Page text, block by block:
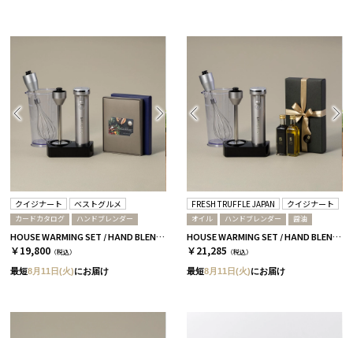
クイジナート ベストグルメ
カードカタログ ハンドブレンダー
HOUSE WARMING SET / HAND BLENDER / CATALOG アリーグル
￥19,800 （税込）
最短8月11日(火)にお届け
FRESH TRUFFLE JAPAN クイジナート
オイル ハンドブレンダー 醤油
HOUSE WARMING SET / HAND BLENDER / TRUFFLE OIL
￥21,285 （税込）
最短8月11日(火)にお届け